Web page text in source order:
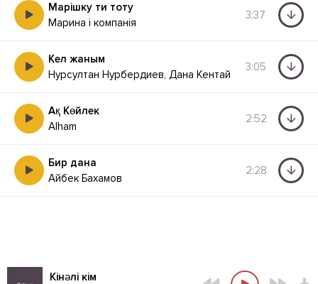
Марішку ти тоту
Марина і компанія
3:37
Кел жаным
Нурсултан Нурбердиев, Дана Кентай
3:05
Ақ Көйлек
Alham
2:52
Бир дана
Айбек Бахамов
2:28
Кінәлі кім